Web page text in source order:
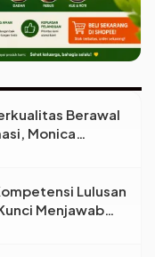
Berawal
Monica
Lulusan
Menjawab